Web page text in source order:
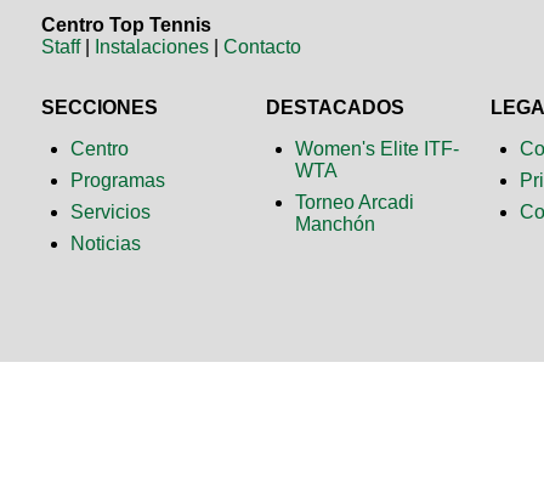
Centro Top Tennis
Staff| Instalaciones |Contacto
SECCIONES
Centro
Programas
Servicios
Noticias
DESTACADOS
Women's Elite ITF-
WTA
Torneo Arcadi
Manchón